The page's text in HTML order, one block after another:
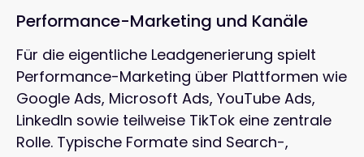
Performance-Marketing und Kanäle
Für die eigentliche Leadgenerierung spielt
Performance-Marketing über Plattformen wie
Google Ads, Microsoft Ads, YouTube Ads,
LinkedIn sowie teilweise TikTok eine zentrale
Rolle. Typische Formate sind Search-,